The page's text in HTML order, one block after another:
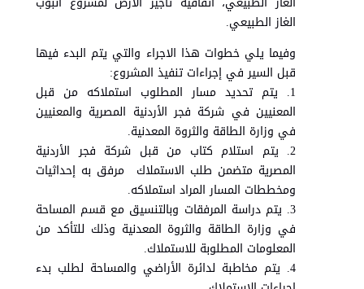
الغاز الطبيعي.
وفيما يلي خطوات هذا الاجراء والتي يتم البدء فيها
قبل السير في إجراءات تنفيذ المشروع:
1. يتم تحديد مسار المطلوب استملاكه من قبل
المعنيين في شركة فجر الأردنية المصرية والمعنيين
في وزارة الطاقة والثروة المعدنية.
2. يتم استلام كتاب من قبل شركة فجر الأردنية
المصرية متضمن طلب الاستملاك مرفق به إحداثيات
ومخططات المسار المراد استملاكه.
3. يتم دراسة المرفقات وبالتنسيق مع قسم المساحة
في وزارة الطاقة والثروة المعدنية وذلك للتأكد من
المعلومات المطلوبة للاستملاك.
4. يتم مخاطبة لدائرة الأراضي والمساحة لطلب بدء